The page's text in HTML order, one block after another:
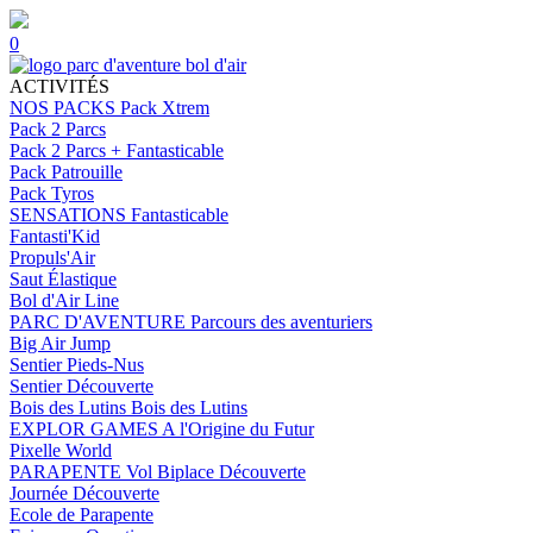
0
ACTIVITÉS
NOS PACKS Pack Xtrem
Pack 2 Parcs
Pack 2 Parcs + Fantasticable
Pack Patrouille
Pack Tyros
SENSATIONS Fantasticable
Fantasti'Kid
Propuls'Air
Saut Élastique
Bol d'Air Line
PARC D'AVENTURE Parcours des aventuriers
Big Air Jump
Sentier Pieds-Nus
Sentier Découverte
Bois des Lutins Bois des Lutins
EXPLOR GAMES A l'Origine du Futur
Pixelle World
PARAPENTE Vol Biplace Découverte
Journée Découverte
Ecole de Parapente